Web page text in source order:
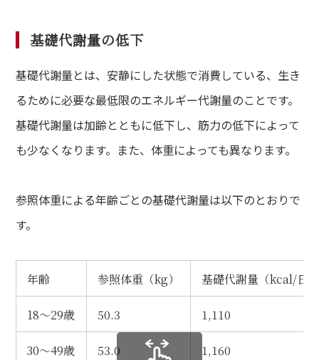
基礎代謝量の低下
基礎代謝量とは、安静にした状態で消費している、生き
るために必要な最低限のエネルギー代謝量のことです。
基礎代謝量は加齢とともに低下し、筋力の低下によって
も少なくなります。また、体重によっても異なります。
参照体重による年齢ごとの基礎代謝量は以下のとおりで
す。
年齢 参照体重（kg） 基礎代謝量（kcal/日
18〜29歳 50.3 1,110
30〜49歳 53.0 1,160